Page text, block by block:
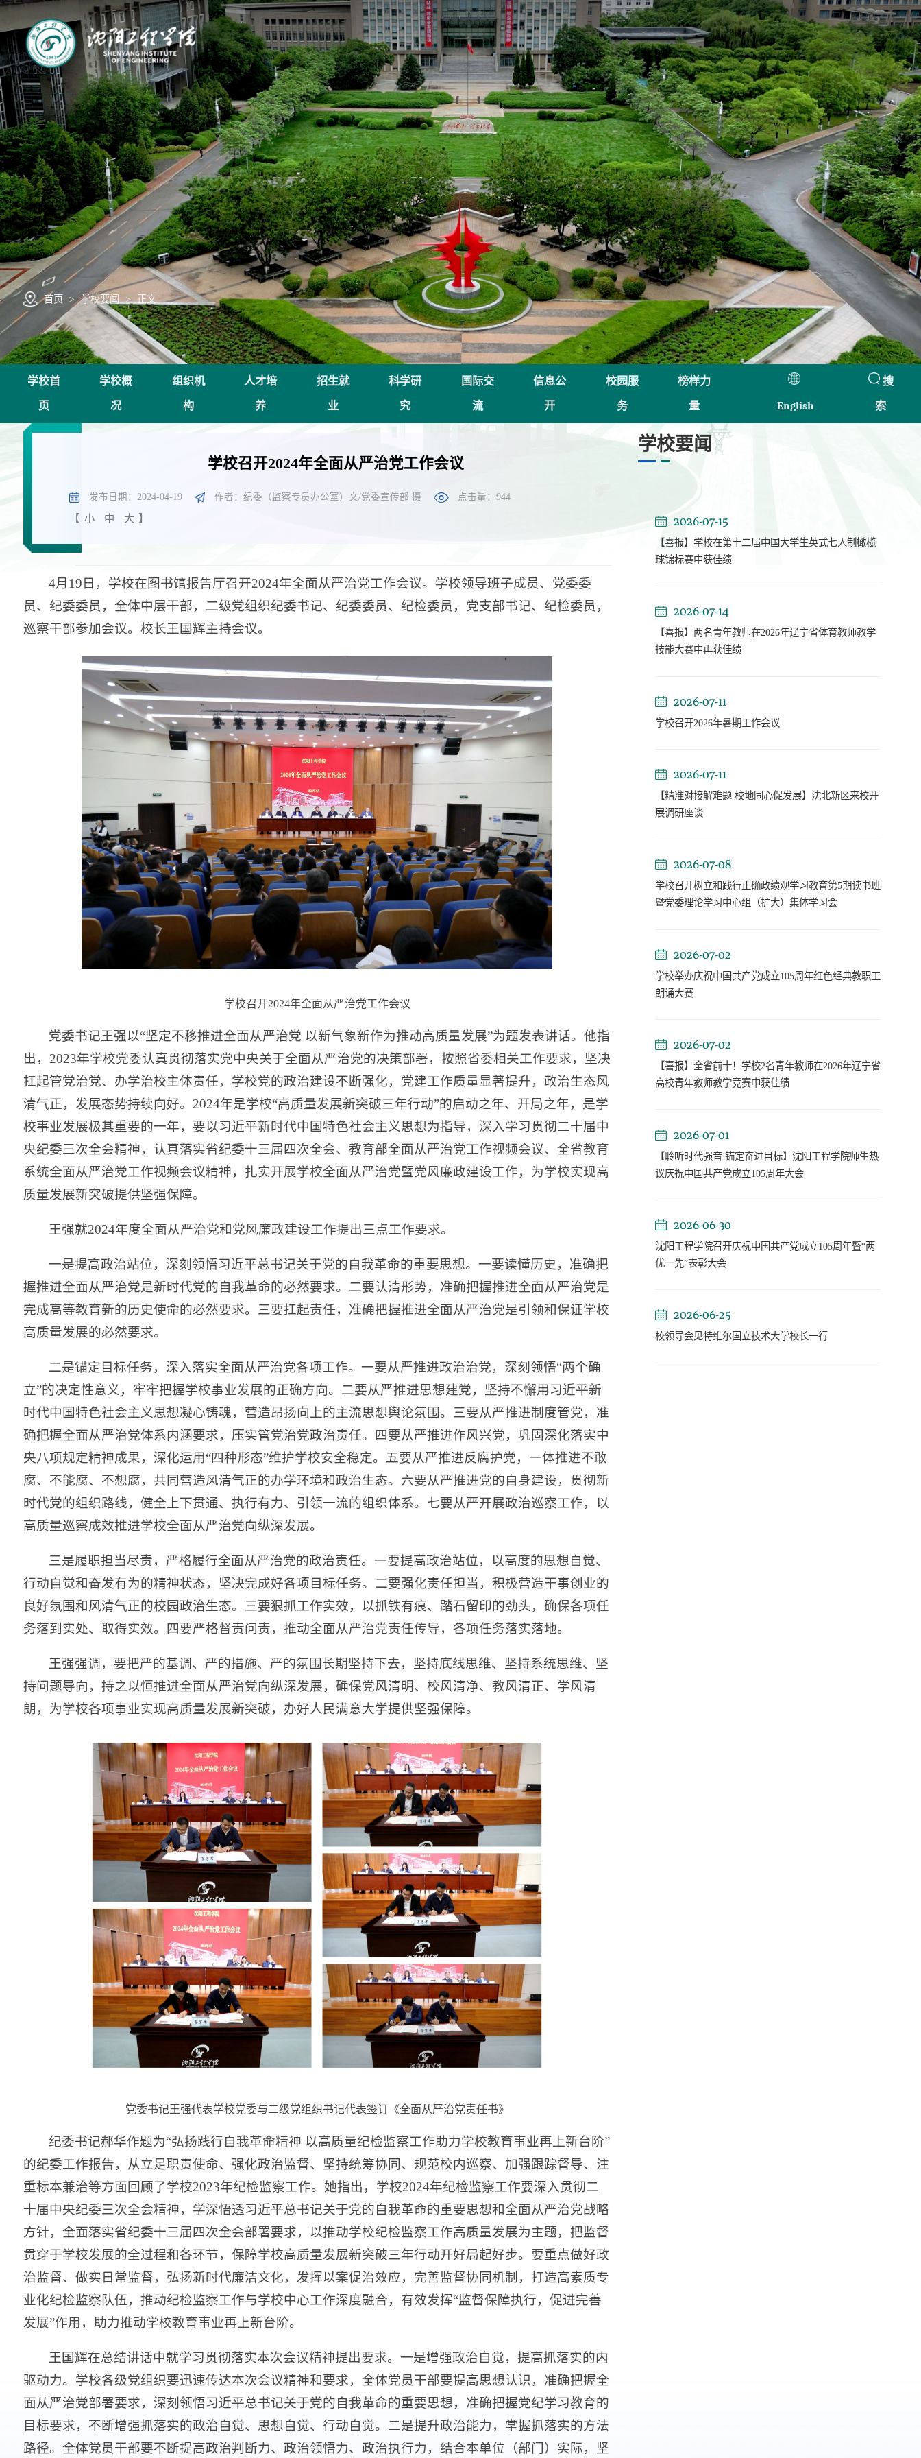
首页 > 学校要闻 > 正文
学校首
页
学校概
况
组织机
构
人才培
养
招生就
业
科学研
究
国际交
流
信息公
开
校园服
务
榜样力
量
English
搜
索
学校召开2024年全面从严治党工作会议
发布日期：2024-04-19 作者：纪委（监察专员办公室）文/党委宣传部 摄 点击量：944
【 小 中 大 】
4月19日，学校在图书馆报告厅召开2024年全面从严治党工作会议。学校领导班子成员、党委委
员、纪委委员，全体中层干部，二级党组织纪委书记、纪委委员、纪检委员，党支部书记、纪检委员，
巡察干部参加会议。校长王国辉主持会议。
学校召开2024年全面从严治党工作会议
党委书记王强以“坚定不移推进全面从严治党 以新气象新作为推动高质量发展”为题发表讲话。他指
出，2023年学校党委认真贯彻落实党中央关于全面从严治党的决策部署，按照省委相关工作要求，坚决
扛起管党治党、办学治校主体责任，学校党的政治建设不断强化，党建工作质量显著提升，政治生态风
清气正，发展态势持续向好。2024年是学校“高质量发展新突破三年行动”的启动之年、开局之年，是学
校事业发展极其重要的一年，要以习近平新时代中国特色社会主义思想为指导，深入学习贯彻二十届中
央纪委三次全会精神，认真落实省纪委十三届四次全会、教育部全面从严治党工作视频会议、全省教育
系统全面从严治党工作视频会议精神，扎实开展学校全面从严治党暨党风廉政建设工作，为学校实现高
质量发展新突破提供坚强保障。
王强就2024年度全面从严治党和党风廉政建设工作提出三点工作要求。
一是提高政治站位，深刻领悟习近平总书记关于党的自我革命的重要思想。一要读懂历史，准确把
握推进全面从严治党是新时代党的自我革命的必然要求。二要认清形势，准确把握推进全面从严治党是
完成高等教育新的历史使命的必然要求。三要扛起责任，准确把握推进全面从严治党是引领和保证学校
高质量发展的必然要求。
二是锚定目标任务，深入落实全面从严治党各项工作。一要从严推进政治治党，深刻领悟“两个确
立”的决定性意义，牢牢把握学校事业发展的正确方向。二要从严推进思想建党，坚持不懈用习近平新
时代中国特色社会主义思想凝心铸魂，营造昂扬向上的主流思想舆论氛围。三要从严推进制度管党，准
确把握全面从严治党体系内涵要求，压实管党治党政治责任。四要从严推进作风兴党，巩固深化落实中
央八项规定精神成果，深化运用“四种形态”维护学校安全稳定。五要从严推进反腐护党，一体推进不敢
腐、不能腐、不想腐，共同营造风清气正的办学环境和政治生态。六要从严推进党的自身建设，贯彻新
时代党的组织路线，健全上下贯通、执行有力、引领一流的组织体系。七要从严开展政治巡察工作，以
高质量巡察成效推进学校全面从严治党向纵深发展。
三是履职担当尽责，严格履行全面从严治党的政治责任。一要提高政治站位，以高度的思想自觉、
行动自觉和奋发有为的精神状态，坚决完成好各项目标任务。二要强化责任担当，积极营造干事创业的
良好氛围和风清气正的校园政治生态。三要狠抓工作实效，以抓铁有痕、踏石留印的劲头，确保各项任
务落到实处、取得实效。四要严格督责问责，推动全面从严治党责任传导，各项任务落实落地。
王强强调，要把严的基调、严的措施、严的氛围长期坚持下去，坚持底线思维、坚持系统思维、坚
持问题导向，持之以恒推进全面从严治党向纵深发展，确保党风清明、校风清净、教风清正、学风清
朗，为学校各项事业实现高质量发展新突破，办好人民满意大学提供坚强保障。
党委书记王强代表学校党委与二级党组织书记代表签订《全面从严治党责任书》
纪委书记郝华作题为“弘扬践行自我革命精神 以高质量纪检监察工作助力学校教育事业再上新台阶”
的纪委工作报告，从立足职责使命、强化政治监督、坚持统筹协同、规范校内巡察、加强跟踪督导、注
重标本兼治等方面回顾了学校2023年纪检监察工作。她指出，学校2024年纪检监察工作要深入贯彻二
十届中央纪委三次全会精神，学深悟透习近平总书记关于党的自我革命的重要思想和全面从严治党战略
方针，全面落实省纪委十三届四次全会部署要求，以推动学校纪检监察工作高质量发展为主题，把监督
贯穿于学校发展的全过程和各环节，保障学校高质量发展新突破三年行动开好局起好步。要重点做好政
治监督、做实日常监督，弘扬新时代廉洁文化，发挥以案促治效应，完善监督协同机制，打造高素质专
业化纪检监察队伍，推动纪检监察工作与学校中心工作深度融合，有效发挥“监督保障执行，促进完善
发展”作用，助力推动学校教育事业再上新台阶。
王国辉在总结讲话中就学习贯彻落实本次会议精神提出要求。一是增强政治自觉，提高抓落实的内
驱动力。学校各级党组织要迅速传达本次会议精神和要求，全体党员干部要提高思想认识，准确把握全
面从严治党部署要求，深刻领悟习近平总书记关于党的自我革命的重要思想，准确把握党纪学习教育的
目标要求，不断增强抓落实的政治自觉、思想自觉、行动自觉。二是提升政治能力，掌握抓落实的方法
路径。全体党员干部要不断提高政治判断力、政治领悟力、政治执行力，结合本单位（部门）实际，坚
学校要闻
2026-07-15
【喜报】学校在第十二届中国大学生英式七人制橄榄
球锦标赛中获佳绩
2026-07-14
【喜报】两名青年教师在2026年辽宁省体育教师教学
技能大赛中再获佳绩
2026-07-11
学校召开2026年暑期工作会议
2026-07-11
【精准对接解难题 校地同心促发展】沈北新区来校开
展调研座谈
2026-07-08
学校召开树立和践行正确政绩观学习教育第5期读书班
暨党委理论学习中心组（扩大）集体学习会
2026-07-02
学校举办庆祝中国共产党成立105周年红色经典教职工
朗诵大赛
2026-07-02
【喜报】全省前十！学校2名青年教师在2026年辽宁省
高校青年教师教学竞赛中获佳绩
2026-07-01
【聆听时代强音 锚定奋进目标】沈阳工程学院师生热
议庆祝中国共产党成立105周年大会
2026-06-30
沈阳工程学院召开庆祝中国共产党成立105周年暨“两
优一先”表彰大会
2026-06-25
校领导会见特维尔国立技术大学校长一行